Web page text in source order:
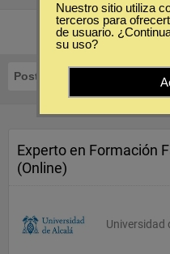
Postgrados
Experto en Formación
(Online)
Universidad
Nuestro sitio utiliza
terceros para
de usuario.
su uso?